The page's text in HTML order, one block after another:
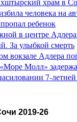
человека на
ребенок
в центре
За улыбкой смерть
вокзале Адлера
Молл»
7-
2019-26